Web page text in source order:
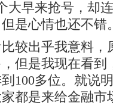
大早来抢号，却
是心情也还不错
出乎我意料，
但是我现在看到
100多位。就说
都是来给金融市